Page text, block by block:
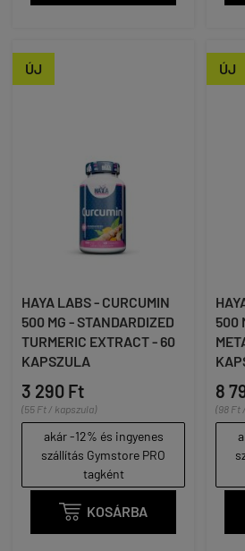
ÚJ
HAYA LABS - CURCUMIN
500 MG - STANDARDIZED
TURMERIC EXTRACT - 60
KAPSZULA
3 290 Ft
(55 Ft / kapszula)
akár -12% és ingyenes
szállítás Gymstore PRO
tagként
 KOSÁRBA
ÚJ
500
8
(98 Ft